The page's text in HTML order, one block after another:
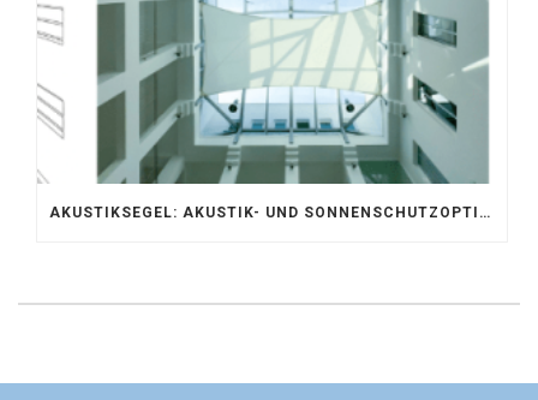
AKUSTIKSEGEL: AKUSTIK- UND SONNENSCHUTZOPTIMIERUNG IM ATRIUM DER UNIVERSITÄT BONN